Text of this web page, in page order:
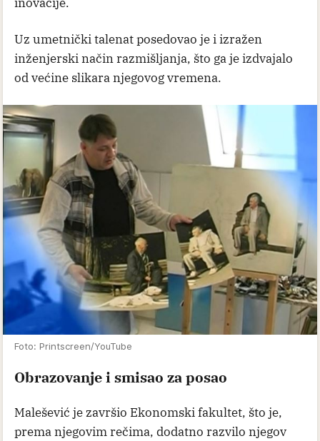
Uz umetnički talenat posedovao je i izražen
inženjerski način razmišljanja, što ga je izdvajalo
od većine slikara njegovog vremena.
Foto: Printscreen/YouTube
Obrazovanje i smisao za posao
Malešević je završio Ekonomski fakultet, što je,
prema njegovim rečima, dodatno razvilo njegov